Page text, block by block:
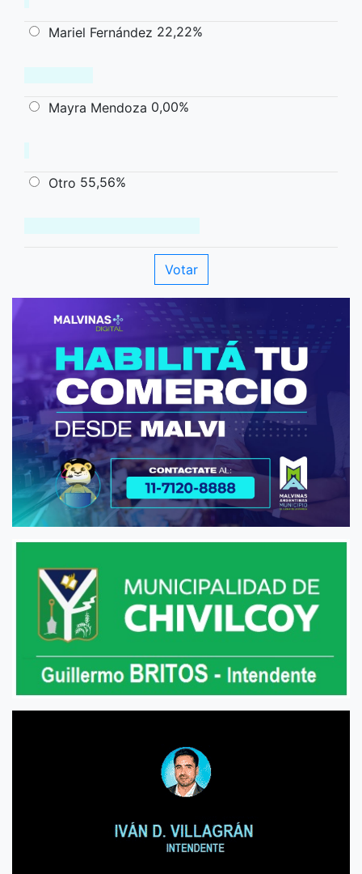
Mariel Fernández 22,22%
Mayra Mendoza 0,00%
Otro 55,56%